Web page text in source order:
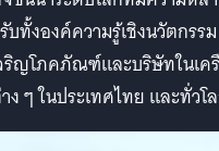
ทั้งองค์ความรู้เชิงนวัตกรรม
ริญโภคภัณฑ์และบริษัทในเค
ๆ ในประเทศไทย และทั่วโ